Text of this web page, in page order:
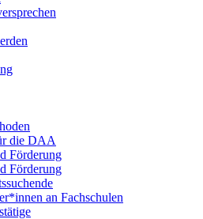
die DAA
Förderung
Förderung
an Fachschulen